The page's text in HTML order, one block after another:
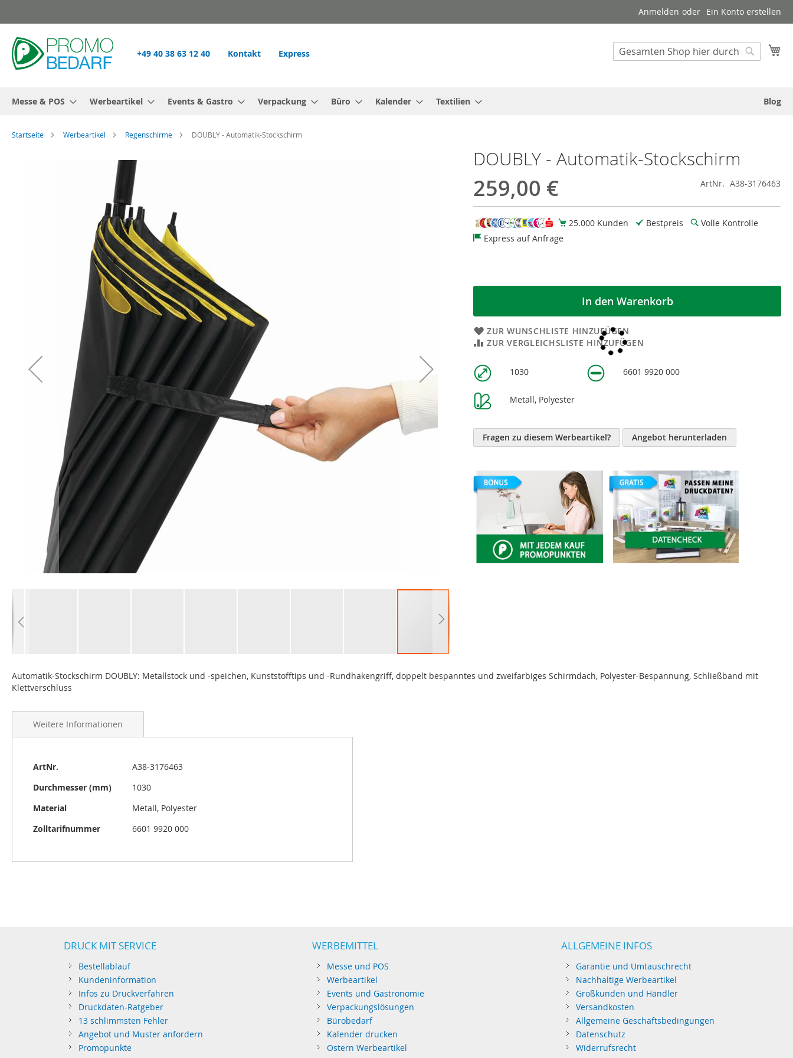
Inhalt
springen
Anmelden Ein Konto erstellen
Suche
Suche
+49 40 38 63 12 40 Kontakt Express
Messe & POS Werbeartikel Events & Gastro Verpackung Büro Kalender Textilien Blog
Startseite Werbeartikel Regenschirme DOUBLY - Automatik-Stockschirm
DOUBLY - Automatik-Stockschirm
259,00 € ArtNr. A38-3176463
25.000 Kunden Bestpreis
Volle Kontrolle
Express auf Anfrage
In den Warenkorb
ZUR WUNSCHLISTE HINZUFÜGEN
ZUR VERGLEICHSLISTE HINZUFÜGEN
Weitere
Informationen
1030 6601 9920 000
Metall, Polyester
Fragen zu diesem Werbeartikel? Angebot herunterladen
Anfang
der
Automatik-Stockschirm DOUBLY: Metallstock und -speichen, Kunststofftips und -Rundhakengriff, doppelt bespanntes und zweifarbiges Schirmdach, Polyester-Bespannung, Schließband mit
Klettverschluss
Weitere Informationen
Weitere
ArtNr.
A38-3176463
Durchmesser (mm)
1030
Material
Metall, Polyester
Zolltarifnummer
6601 9920 000
DRUCK MIT SERVICE
Bestellablauf
Kundeninformation
Infos zu Druckverfahren
Druckdaten-Ratgeber
13 schlimmsten Fehler
Angebot und Muster anfordern
Promopunkte
WERBEMITTEL
Messe und POS
Werbeartikel
Events und Gastronomie
Verpackungslösungen
Bürobedarf
Kalender drucken
Ostern Werbeartikel
ALLGEMEINE INFOS
Garantie und Umtauschrecht
Nachhaltige Werbeartikel
Großkunden und Händler
Versandkosten
Allgemeine Geschäftsbedingungen
Datenschutz
Widerrufsrecht